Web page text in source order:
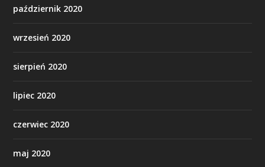
październik 2020
wrzesień 2020
sierpień 2020
lipiec 2020
czerwiec 2020
maj 2020